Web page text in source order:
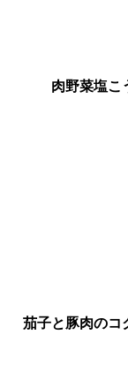
肉野菜塩こ
茄子と豚肉のコ